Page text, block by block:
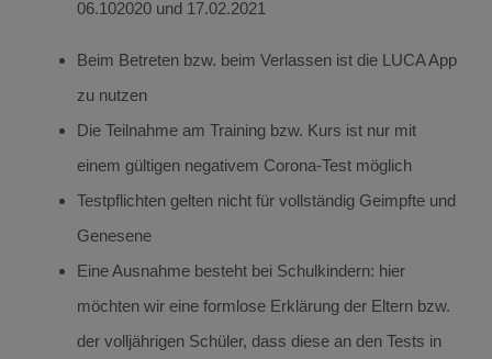
06.102020 und 17.02.2021
Beim Betreten bzw. beim Verlassen ist die LUCA App
zu nutzen
Die Teilnahme am Training bzw. Kurs ist nur mit
einem gültigen negativem Corona-Test möglich
Testpflichten gelten nicht für vollständig Geimpfte und
Genesene
Eine Ausnahme besteht bei Schulkindern: hier
möchten wir eine formlose Erklärung der Eltern bzw.
der volljährigen Schüler, dass diese an den Tests in